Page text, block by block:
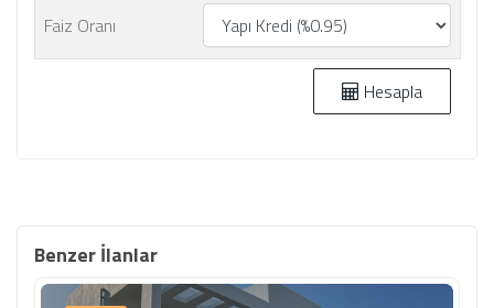
Faiz Oranı
Hesapla
Benzer İlanlar